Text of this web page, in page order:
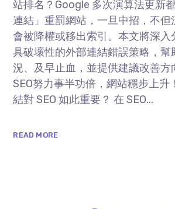
站排名？Google 多次演算法更新
連結」重罰網站，一旦中招，不但
會被降權或移出索引。本文將深入
具破壞性的外部連結錯誤策略，幫
況、及早止血，並提供建議改善方
SEO努力事半功倍，網站穩步上升
結對 SEO 如此重要？ 在 SEO...
READ MORE